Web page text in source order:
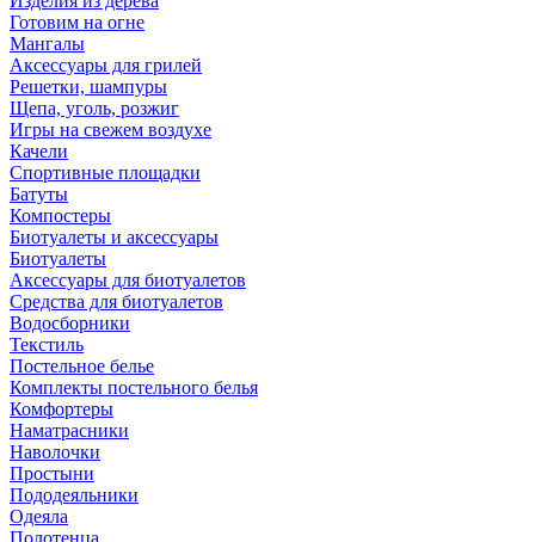
Готовим на огне
Мангалы
Аксессуары для грилей
Решетки, шампуры
Щепа, уголь, розжиг
Игры на свежем воздухе
Качели
Спортивные площадки
Батуты
Компостеры
Биотуалеты и аксессуары
Биотуалеты
Аксессуары для биотуалетов
Средства для биотуалетов
Водосборники
Текстиль
Постельное белье
Комплекты постельного белья
Комфортеры
Наматрасники
Наволочки
Простыни
Пододеяльники
Одеяла
Полотенца